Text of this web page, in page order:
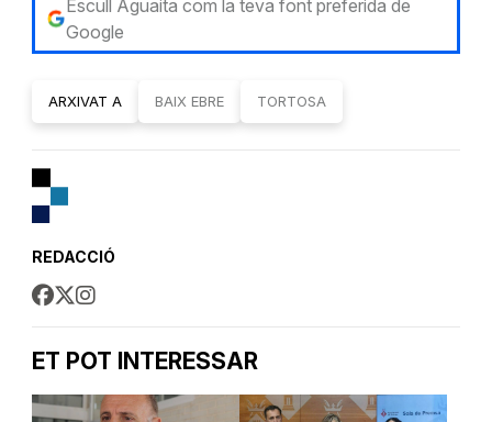
Escull Aguaita com la teva font preferida de
Google
ARXIVAT A BAIX EBRE TORTOSA
REDACCIÓ
ET POT INTERESSAR